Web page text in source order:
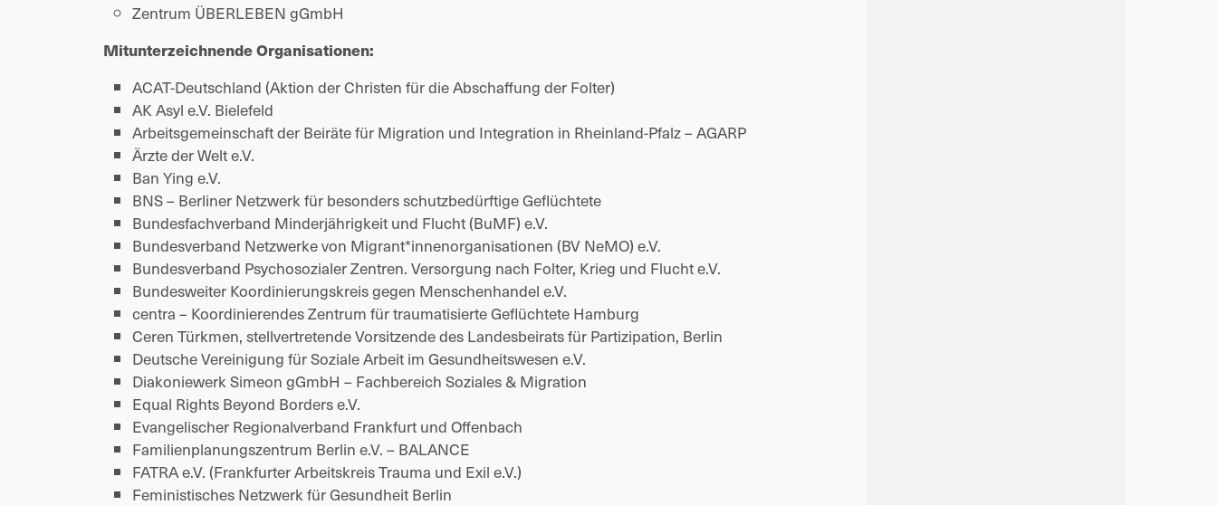
Zentrum ÜBERLEBEN gGmbH
Mitunterzeichnende Organisationen:
ACAT-Deutschland (Aktion der Christen für die Abschaffung der Folter)
AK Asyl e.V. Bielefeld
Arbeitsgemeinschaft der Beiräte für Migration und Integration in Rheinland-Pfalz – AGARP
Ärzte der Welt e.V.
Ban Ying e.V.
BNS – Berliner Netzwerk für besonders schutzbedürftige Geflüchtete
Bundesfachverband Minderjährigkeit und Flucht (BuMF) e.V.
Bundesverband Netzwerke von Migrant*innenorganisationen (BV NeMO) e.V.
Bundesverband Psychosozialer Zentren. Versorgung nach Folter, Krieg und Flucht e.V.
Bundesweiter Koordinierungskreis gegen Menschenhandel e.V.
centra – Koordinierendes Zentrum für traumatisierte Geflüchtete Hamburg
Ceren Türkmen, stellvertretende Vorsitzende des Landesbeirats für Partizipation, Berlin
Deutsche Vereinigung für Soziale Arbeit im Gesundheitswesen e.V.
Diakoniewerk Simeon gGmbH – Fachbereich Soziales & Migration
Equal Rights Beyond Borders e.V.
Evangelischer Regionalverband Frankfurt und Offenbach
Familienplanungszentrum Berlin e.V. – BALANCE
FATRA e.V. (Frankfurter Arbeitskreis Trauma und Exil e.V.)
Feministisches Netzwerk für Gesundheit Berlin